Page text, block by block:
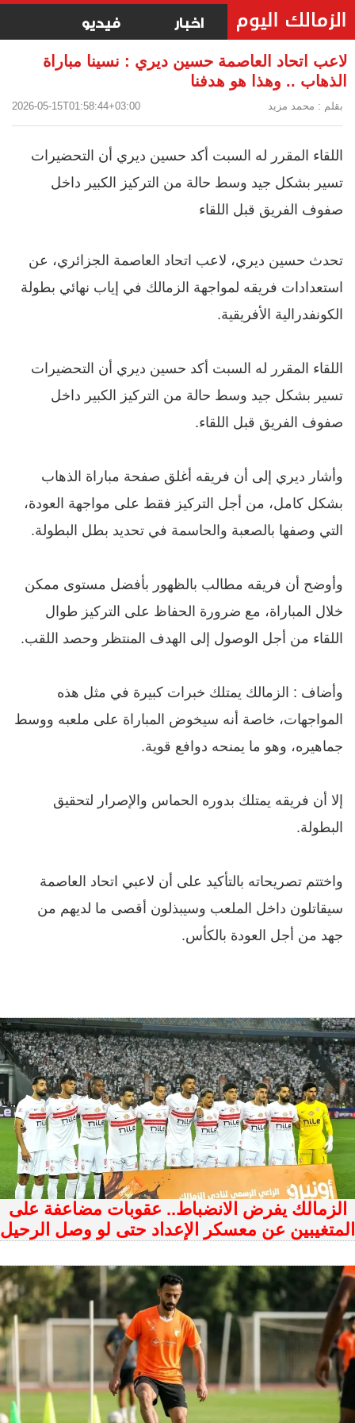
اخبار فيديو
لاعب اتحاد العاصمة حسين ديري : نسينا مباراة
الذهاب .. وهذا هو هدفنا
بقلم : محمد مزيد 2026-05-15T01:58:44+03:00
اللقاء المقرر له السبت أكد حسين ديري أن التحضيرات
تسير بشكل جيد وسط حالة من التركيز الكبير داخل
صفوف الفريق قبل اللقاء
تحدث حسين ديري، لاعب اتحاد العاصمة الجزائري، عن
استعدادات فريقه لمواجهة الزمالك في إياب نهائي بطولة
الكونفدرالية الأفريقية.
اللقاء المقرر له السبت أكد حسين ديري أن التحضيرات
تسير بشكل جيد وسط حالة من التركيز الكبير داخل
صفوف الفريق قبل اللقاء.
وأشار ديري إلى أن فريقه أغلق صفحة مباراة الذهاب
بشكل كامل، من أجل التركيز فقط على مواجهة العودة،
التي وصفها بالصعبة والحاسمة في تحديد بطل البطولة.
وأوضح أن فريقه مطالب بالظهور بأفضل مستوى ممكن
خلال المباراة، مع ضرورة الحفاظ على التركيز طوال
اللقاء من أجل الوصول إلى الهدف المنتظر وحصد اللقب.
وأضاف : الزمالك يمتلك خبرات كبيرة في مثل هذه
المواجهات، خاصة أنه سيخوض المباراة على ملعبه ووسط
جماهيره، وهو ما يمنحه دوافع قوية.
إلا أن فريقه يمتلك بدوره الحماس والإصرار لتحقيق
البطولة.
واختتم تصريحاته بالتأكيد على أن لاعبي اتحاد العاصمة
سيقاتلون داخل الملعب وسيبذلون أقصى ما لديهم من
جهد من أجل العودة بالكأس.
الزمالك يفرض الانضباط.. عقوبات مضاعفة على
المتغيبين عن معسكر الإعداد حتى لو وصل الرحيل